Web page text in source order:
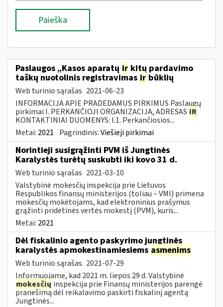
Paieška
Paslaugos „Kasos aparatų ir kitų pardavimo
taškų nuotolinis registravimas ir būklių
Web turinio sąrašas 2021-06-23
INFORMACIJA APIE PRADEDAMUS PIRKIMUS Paslaugų
pirkimai I. PERKANČIOJI ORGANIZACIJA, ADRESAS IR
KONTAKTINIAI DUOMENYS: I.1. Perkančiosios...
Metai: 2021 Pagrindinis:Viešieji pirkimai
Norintieji susigrąžinti PVM iš Jungtinės
Karalystės turėtų suskubti iki kovo 31 d.
Web turinio sąrašas 2021-03-10
Valstybinė mokesčių inspekcija prie Lietuvos
Respublikos finansų ministerijos (toliau – VMI) primena
mokesčių mokėtojams, kad elektroninius prašymus
grąžinti pridėtinės vertės mokestį (PVM), kuris...
Metai: 2021
Dėl fiskalinio agento paskyrimo jungtinės
karalystės apmokestinamiesiems asmenims
Web turinio sąrašas 2021-07-29
Informuojame, kad 2021 m. liepos 29 d. Valstybinė
mokesčių inspekcija prie Finansų ministerijos parengė
pranešimą dėl reikalavimo paskirti fiskalinį agentą
Jungtinės...